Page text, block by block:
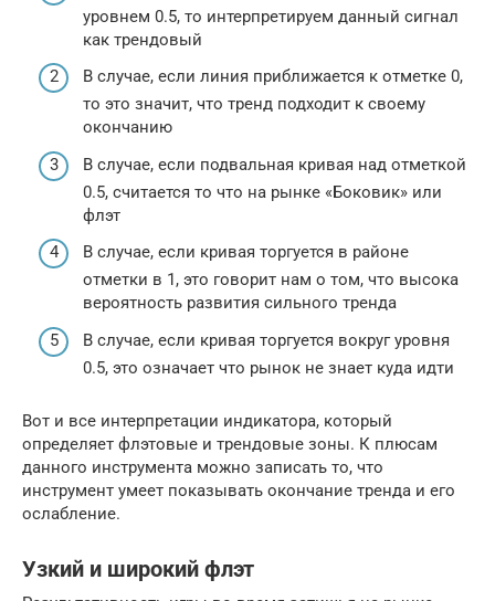
уровнем 0.5, то интерпретируем данный сигнал
как трендовый
В случае, если линия приближается к отметке 0,
то это значит, что тренд подходит к своему
окончанию
В случае, если подвальная кривая над отметкой
0.5, считается то что на рынке «Боковик» или
флэт
В случае, если кривая торгуется в районе
отметки в 1, это говорит нам о том, что высока
вероятность развития сильного тренда
В случае, если кривая торгуется вокруг уровня
0.5, это означает что рынок не знает куда идти
Вот и все интерпретации индикатора, который
определяет флэтовые и трендовые зоны. К плюсам
данного инструмента можно записать то, что
инструмент умеет показывать окончание тренда и его
ослабление.
Узкий и широкий флэт